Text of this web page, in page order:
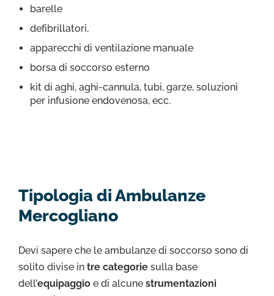
barelle
defibrillatori,
apparecchi di ventilazione manuale
borsa di soccorso esterno
kit di aghi, aghi-cannula, tubi, garze, soluzioni
per infusione endovenosa, ecc.
Tipologia di Ambulanze
Mercogliano
Devi sapere che le ambulanze di soccorso sono di
solito divise in tre categorie sulla base
dell’equipaggio e di alcune strumentazioni